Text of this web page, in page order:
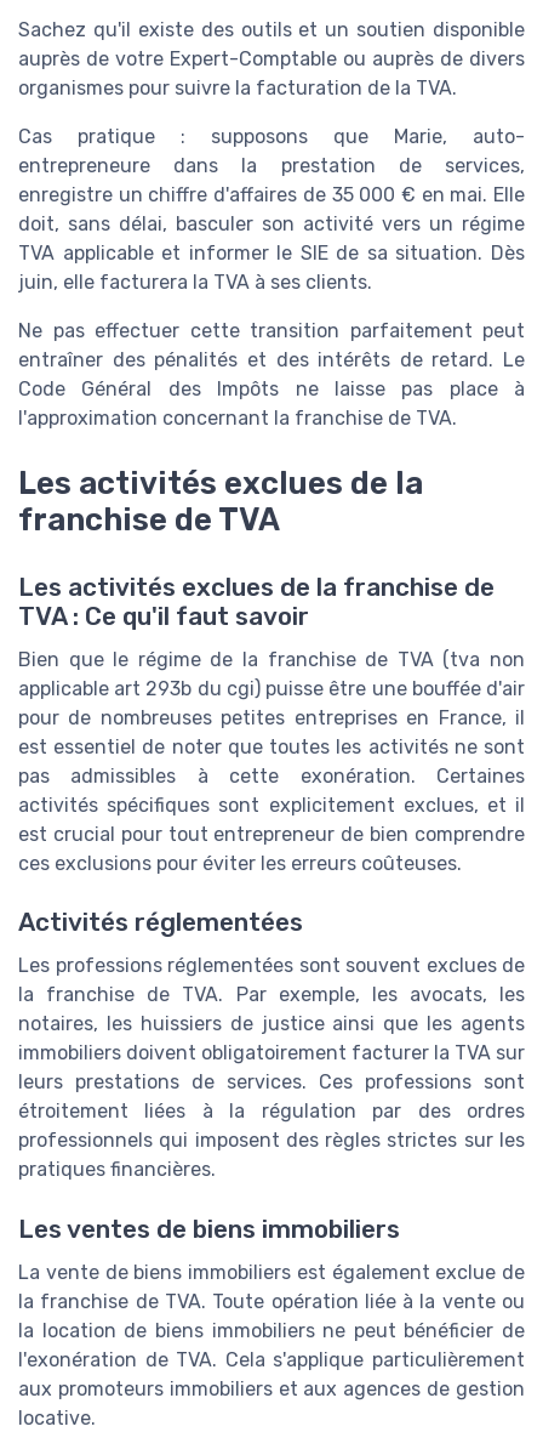
Sachez qu'il existe des outils et un soutien disponible
auprès de votre Expert-Comptable ou auprès de divers
organismes pour suivre la facturation de la TVA.
Cas pratique : supposons que Marie, auto-
entrepreneure dans la prestation de services,
enregistre un chiffre d'affaires de 35 000 € en mai. Elle
doit, sans délai, basculer son activité vers un régime
TVA applicable et informer le SIE de sa situation. Dès
juin, elle facturera la TVA à ses clients.
Ne pas effectuer cette transition parfaitement peut
entraîner des pénalités et des intérêts de retard. Le
Code Général des Impôts ne laisse pas place à
l'approximation concernant la franchise de TVA.
Les activités exclues de la
franchise de TVA
Les activités exclues de la franchise de
TVA : Ce qu'il faut savoir
Bien que le régime de la franchise de TVA (tva non
applicable art 293b du cgi) puisse être une bouffée d'air
pour de nombreuses petites entreprises en France, il
est essentiel de noter que toutes les activités ne sont
pas admissibles à cette exonération. Certaines
activités spécifiques sont explicitement exclues, et il
est crucial pour tout entrepreneur de bien comprendre
ces exclusions pour éviter les erreurs coûteuses.
Activités réglementées
Les professions réglementées sont souvent exclues de
la franchise de TVA. Par exemple, les avocats, les
notaires, les huissiers de justice ainsi que les agents
immobiliers doivent obligatoirement facturer la TVA sur
leurs prestations de services. Ces professions sont
étroitement liées à la régulation par des ordres
professionnels qui imposent des règles strictes sur les
pratiques financières.
Les ventes de biens immobiliers
La vente de biens immobiliers est également exclue de
la franchise de TVA. Toute opération liée à la vente ou
la location de biens immobiliers ne peut bénéficier de
l'exonération de TVA. Cela s'applique particulièrement
aux promoteurs immobiliers et aux agences de gestion
locative.